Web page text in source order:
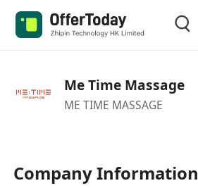
Me Time Massage
ME TIME MASSAGE
Company Information